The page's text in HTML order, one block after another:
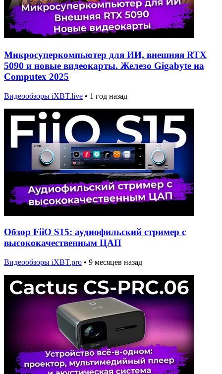
Микросуперкомпьютер для ИИ, внешняя RTX
5090 и новые видеокарты. Железо Gigabyte на
Computex 2025
Видеообзоры iXBT.live • 1 год назад
Обзор FiiO S15: аудиофильский стример с
высококачественным ЦАП
Видеообзоры iXBT.pro • 9 месяцев назад